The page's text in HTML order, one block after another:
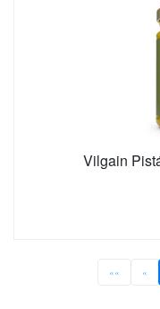
Vilgain
«« «